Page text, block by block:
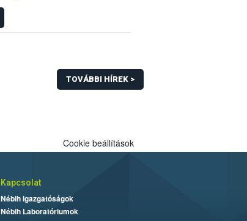
TOVÁBBI HÍREK >
Cookie beállítások
Kapcsolat
Nébih Igazgatóságok
Nébih Laboratóriumok